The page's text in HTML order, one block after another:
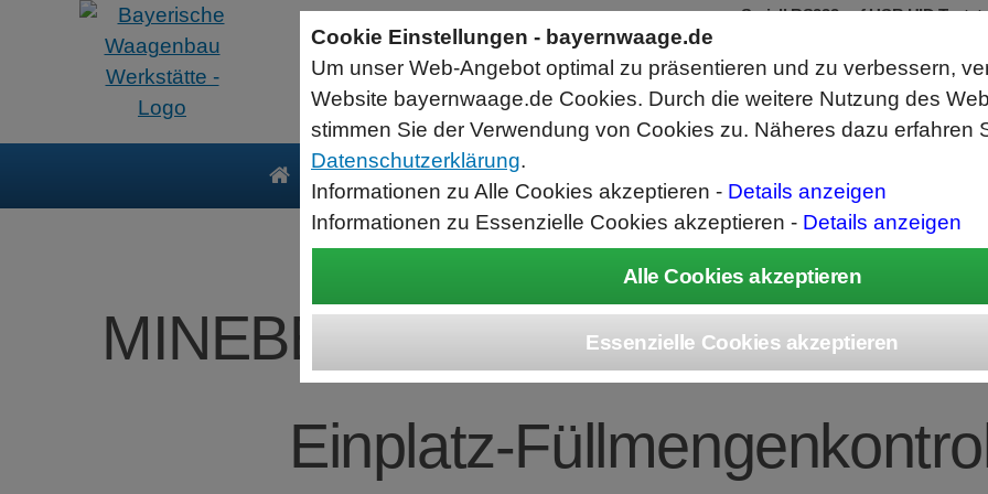
MINEBEA INTEC Combics®
Einplatz-
Produkte Service
Sartorius Feuchtebestimmer MA35
jetzt zum Aktionspreis
Der MA35 ist das Einsteigermodell zur schnellen und
zuverlässigen Bestimmung der Materialfeuchte flüssiger, pastöser
und fester Substanzen mit dem Verfahren der Thermogravimetrie.
Wägebereich: 35 g, Ablesbarkeit: 1 mg
Seriell RS232 auf USB HID
RS232 Daten in Computer
Funktioniert wie eine USB Tastatur,
Verwendet Standard USB Tastatur
Datenbearbeitung vor Ausgabe
Cookie Einstellungen - bayernwaage.de
Um unser Web-Angebot optimal zu präsentieren und zu verbessern,
Website bayernwaage.de Cookies. Durch die weitere Nutzung des
stimmen Sie der Verwendung von Cookies zu. Näheres dazu erfahren
Datenschutzerklärung.
Informationen zu Alle Cookies akzeptieren - Details anzeigen
Informationen zu Essenzielle Cookies akzeptieren - Details anzeigen